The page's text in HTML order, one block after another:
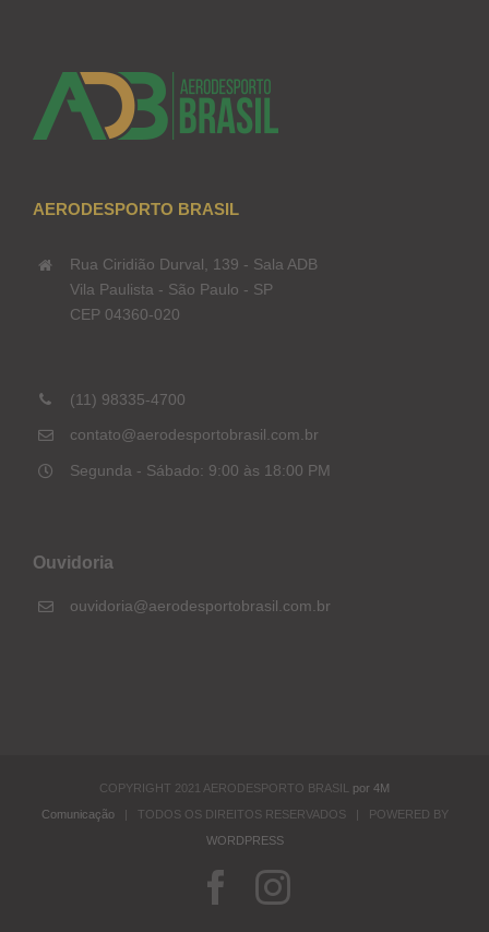
AERODESPORTO BRASIL
Rua Ciridião Durval, 139 - Sala ADB
Vila Paulista - São Paulo - SP
CEP 04360-020
(11) 98335-4700
contato@aerodesportobrasil.com.br
Segunda - Sábado: 9:00 às 18:00 PM
Ouvidoria
ouvidoria@aerodesportobrasil.com.br
COPYRIGHT 2021 AERODESPORTO BRASIL por 4M
Comunicação| TODOS OS DIREITOS RESERVADOS | POWERED BY
WORDPRESS
Facebook
Instagram